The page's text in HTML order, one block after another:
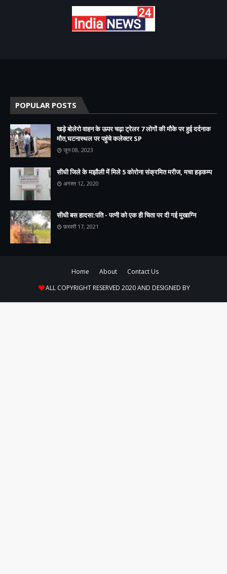
POPULAR POSTS
खड़े बोलेरो वाहन के ऊपर चढ़ा ट्रेलर 7 लोगों की मौके पर हुई दर्दनाक
मौत,घटनास्थल पर पहुंचे कलेक्टर SP
जून 08, 2023
सीधी जिले के मझौली में मिले 5 कोरोना संक्रमित मरीज, मचा हड़कम्प
अगस्त 12, 2020
सीधी बस हादसा:पति - पत्नी को एक ही चिता पर दी गई मुखाग्नि
फ़रवरी 17, 2021
Home About
Contact Us
ALL COPYRIGHT RESERVED 2020 AND DESIGNED BY